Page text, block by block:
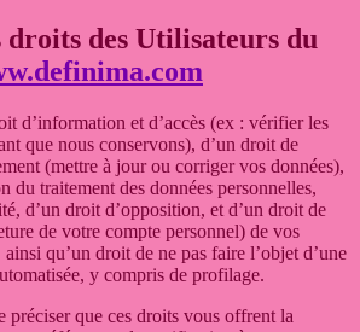
droits des Utilisateurs du
d’information et d’accès (ex : vérifier les
que nous conservons), d’un droit de
(mettre à jour ou corriger vos données),
du traitement des données personnelles,
d’un droit d’opposition, et d’un droit de
de votre compte personnel) de vos
qu’un droit de ne pas faire l’objet d’une
y compris de profilage.
préciser que ces droits vous offrent la